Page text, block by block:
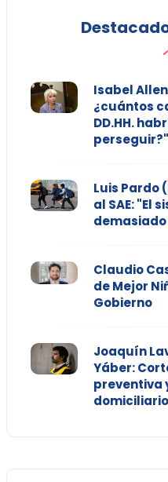
Isabel
¿cuántos
DD.HH.
perseguir?"
Luis Pardo
al SAE: "El
Claudio
de Mejor
Gobierno
Joaquín
Yáber:
preventiva